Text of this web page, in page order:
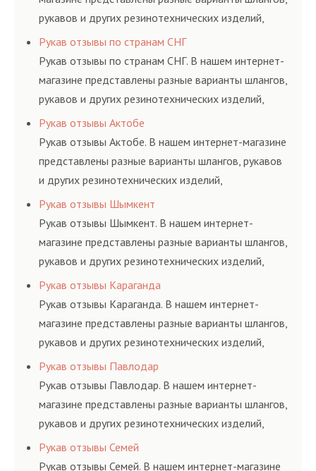
рукавов и других резинотехнических изделий,
соответствующих ГОСТам, техническим условиям
и нормативам.
Рукав отзывы по странам СНГ
Рукав отзывы по странам СНГ. В нашем интернет-
магазине представлены разные варианты шлангов,
рукавов и других резинотехнических изделий,
соответствующих ГОСТам, техническим условиям
и нормативам.
Рукав отзывы Актобе
Рукав отзывы Актобе. В нашем интернет-магазине
представлены разные варианты шлангов, рукавов
и других резинотехнических изделий,
соответствующих ГОСТам, техническим условиям
и нормативам.
Рукав отзывы Шымкент
Рукав отзывы Шымкент. В нашем интернет-
магазине представлены разные варианты шлангов,
рукавов и других резинотехнических изделий,
соответствующих ГОСТам, техническим условиям
и нормативам.
Рукав отзывы Караганда
Рукав отзывы Караганда. В нашем интернет-
магазине представлены разные варианты шлангов,
рукавов и других резинотехнических изделий,
соответствующих ГОСТам, техническим условиям
и нормативам.
Рукав отзывы Павлодар
Рукав отзывы Павлодар. В нашем интернет-
магазине представлены разные варианты шлангов,
рукавов и других резинотехнических изделий,
соответствующих ГОСТам, техническим условиям
и нормативам.
Рукав отзывы Семей
Рукав отзывы Семей. В нашем интернет-магазине